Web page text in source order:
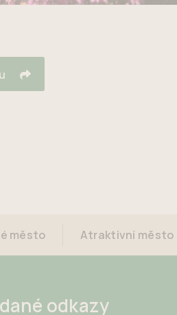
město Atraktivní město
odkazy